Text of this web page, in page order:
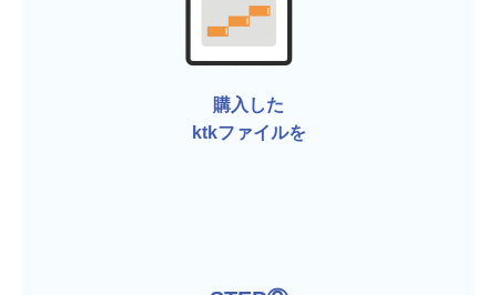
購入した
ktkファイルを